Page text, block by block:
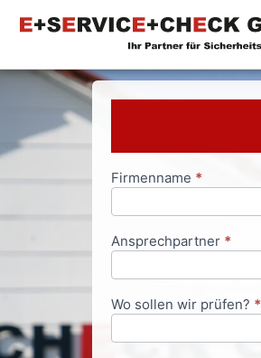
Anfrageformular
Firmenname *
Ansprechpartner *
Wo sollen wir prüfen? *